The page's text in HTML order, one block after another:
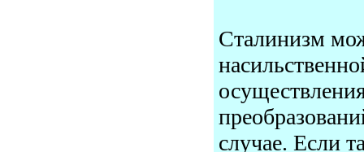
Сталинизм
случае. Если